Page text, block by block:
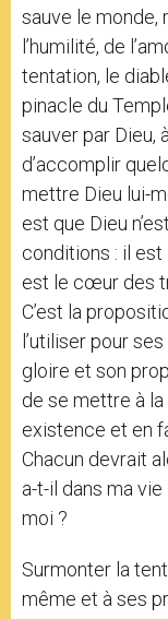
sauve le monde,
l’humilité, de
tentation, le
pinacle du
sauver par Dieu,
d’accomplir
mettre Dieu lui-
est que Dieu
conditions : il est
est le cœur des
C’est la
l’utiliser pour
gloire et son
de se mettre à la
existence et en
Chacun devrait
a-t-il dans ma
moi ?
Surmonter la
même et à ses